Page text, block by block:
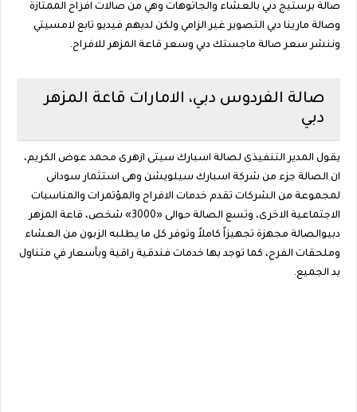
صالة برستيج دبي بالعشاء والجاتوهات وهي من صالات افراح الممتازة
وصالة مارينا دبي التصوير غير الزامي ولكن لديهم فيديو تابع لامسيتي
وننشر سعر صالة ماجستك دبي وسعر قاعة المزهر للافراح.
صالة الفردوس دبي، الامارات قاعة المزهر
دبي
يقول المدير التنفيذى لصالة اسبارك سيتى ازهرى محمد عوض الكريم،
ان الصالة جزء من شركة اسبارك سيلويشن وهى استثمار سودانى
لمجموعة من الشركات تقدم خدمات الافراح والمؤتمرات والمناسبات
الاجتماعية الاخرى، وتسع الصالة حوالى «3000» شخص، قاعة المزهر
دبيوالصالة مجهزة تجهيزاً كاملاً وتوفر كل ما يطلبه الزبون من العشاء
وملحقات الفرح، كما توجد بها خدمات فندقية راقية وبأسعار في متناول
يد الجميع.